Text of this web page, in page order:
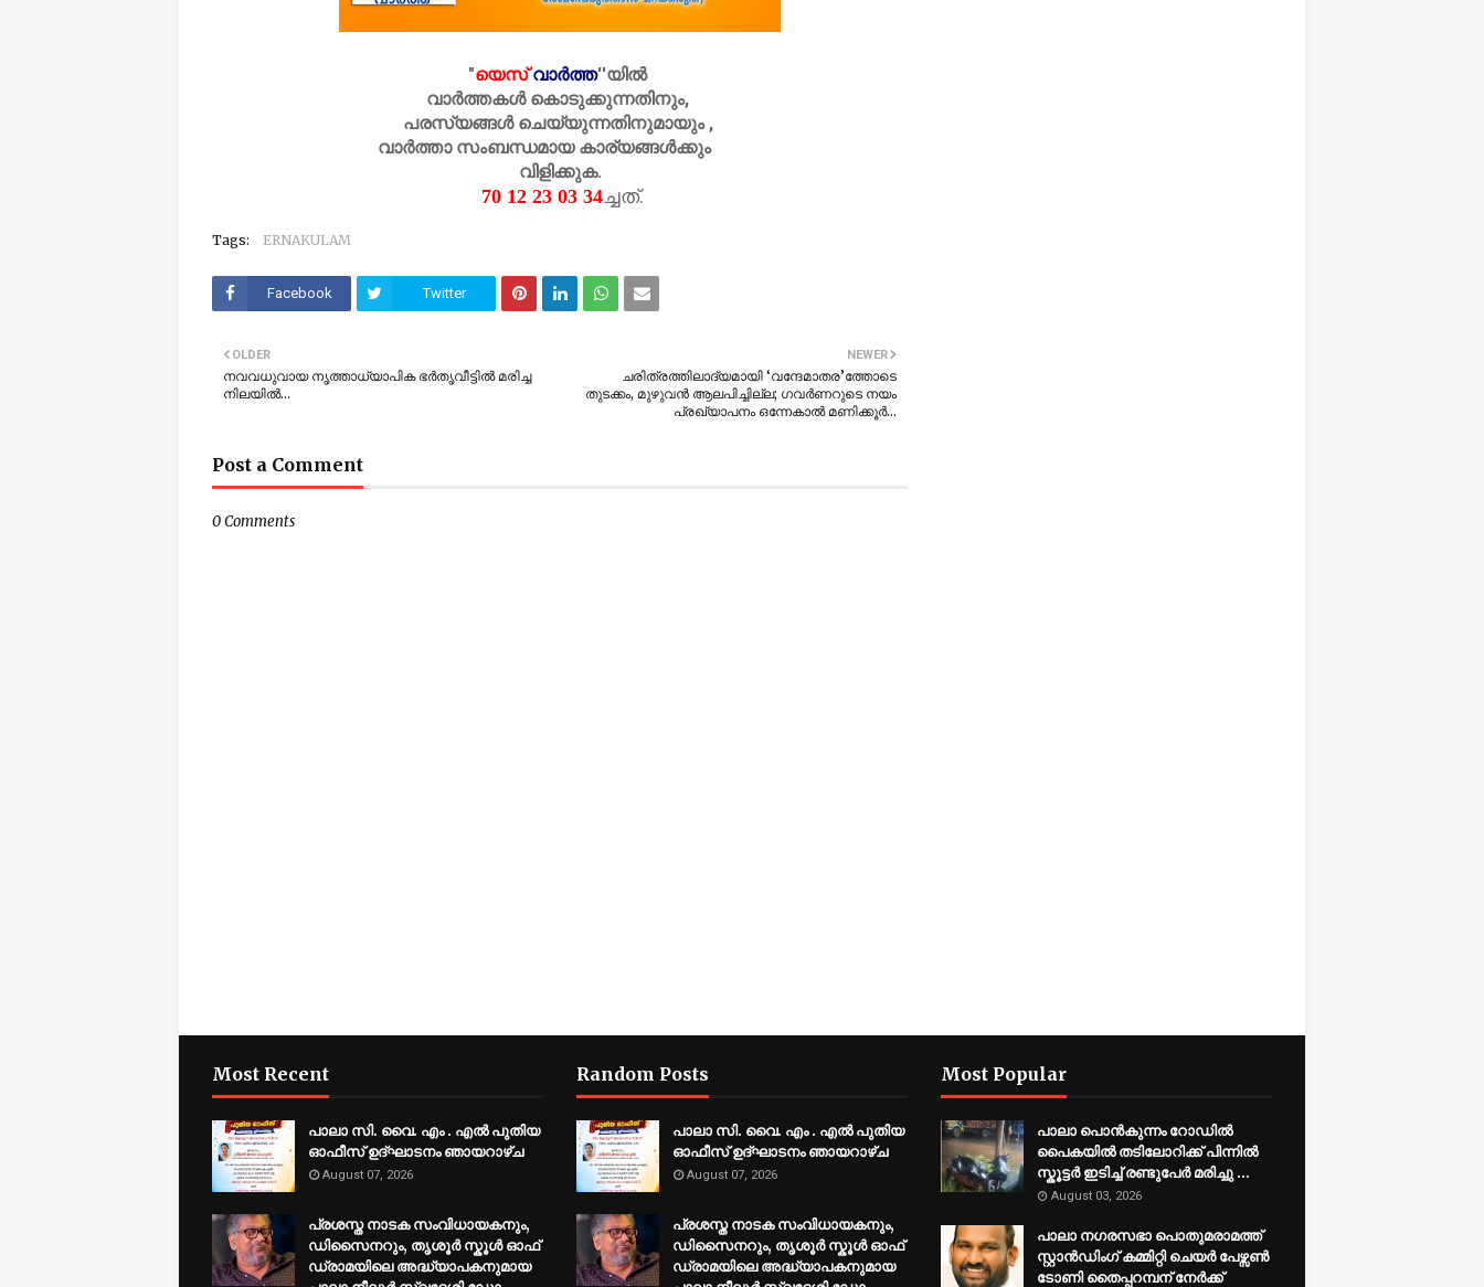
"യെസ് വാർത്ത''യിൽ
വാർത്തകൾ കൊടുക്കുന്നതിനും,
പരസ്യങ്ങൾ ചെയ്യുന്നതിനുമായും ,
വാർത്താ സംബന്ധമായ കാര്യങ്ങൾക്കും
വിളിക്കുക.
70 12 23 03 34ച്ചത്.
Tags: ERNAKULAM
Facebook Twitter
NEWER
ചരിത്രത്തിലാദ്യമായി ‘വന്ദേമാതര’ത്തോടെ
തുടക്കം, മുഴുവന്‍ ആലപിച്ചില്ല; ഗവര്‍ണറുടെ നയം
പ്രഖ്യാപനം ഒന്നേകാൽ മണിക്കൂർ…
OLDER
നവവധുവായ നൃത്താധ്യാപിക ഭർതൃവീട്ടിൽ മരിച്ച
നിലയിൽ…
Post a Comment
0 Comments
Most Recent
പാലാ സി. വൈ. എം . എൽ പുതിയ
ഓഫീസ് ഉദ്ഘാടനം ഞായറാഴ്ച
August 07, 2026
പ്രശസ്ത നാടക സംവിധായകനും,
ഡിസൈനറും, തൃശൂർ സ്കൂൾ ഓഫ്
ഡ്രാമയിലെ അദ്ധ്യാപകനുമായ
Random Posts
പാലാ സി. വൈ. എം . എൽ പുതിയ
ഓഫീസ് ഉദ്ഘാടനം ഞായറാഴ്ച
August 07, 2026
പ്രശസ്ത നാടക സംവിധായകനും,
ഡിസൈനറും, തൃശൂർ സ്കൂൾ ഓഫ്
ഡ്രാമയിലെ അദ്ധ്യാപകനുമായ
Most Popular
പാലാ പൊൻകുന്നം റോഡിൽ
പൈകയിൽ തടിലോറിക്ക് പിന്നിൽ
സ്കൂട്ടർ ഇടിച്ച് രണ്ടുപേർ മരിച്ചു ...
August 03, 2026
പാലാ നഗരസഭാ പൊതുമരാമത്ത്
സ്റ്റാൻഡിംഗ് കമ്മിറ്റി ചെയർ പേഴ്സൺ
ടോണി തൈപ്പറമ്പന് നേർക്ക്